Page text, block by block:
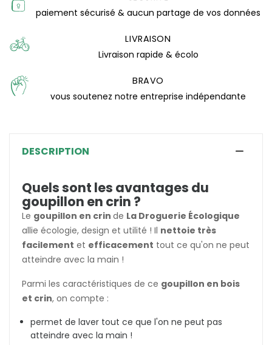
paiement sécurisé & aucun partage de vos données
LIVRAISON
Livraison rapide & écolo
BRAVO
vous soutenez notre entreprise indépendante
DESCRIPTION
Quels sont les avantages du
goupillon en crin ?
Le goupillon en crin de La Droguerie Écologique
allie écologie, design et utilité ! Il nettoie très
facilement et efficacement tout ce qu'on ne peut
atteindre avec la main !
Parmi les caractéristiques de ce goupillon en bois
et crin, on compte :
permet de laver tout ce que l'on ne peut pas
atteindre avec la main !